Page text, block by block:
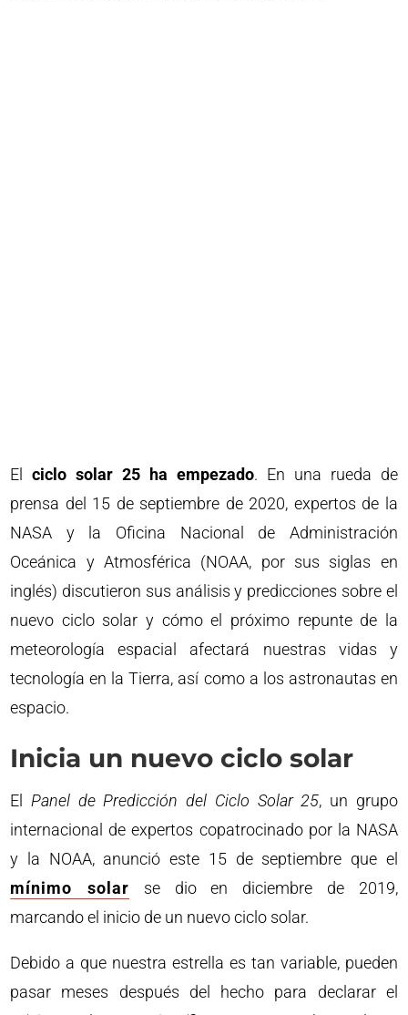
Elciclo solar 25 ha empezado. En una rueda de
prensa del 15 de septiembre de 2020, expertos de la
NASA y la Oficina Nacional de Administración
Oceánica y Atmosférica (NOAA, por sus siglas en
inglés) discutieron sus análisis y predicciones sobre el
nuevo ciclo solar y cómo el próximo repunte de la
meteorología espacial afectará nuestras vidas y
tecnología en la Tierra, así como a los astronautas en
espacio.
Inicia un nuevo ciclo solar
El Panel de Predicción del Ciclo Solar 25, un grupo
internacional de expertos copatrocinado por la NASA
y la NOAA, anunció este 15 de septiembre que el
mínimo solar se dio en diciembre de 2019,
marcando el inicio de un nuevo ciclo solar.
Debido a que nuestra estrella es tan variable, pueden
pasar meses después del hecho para declarar el